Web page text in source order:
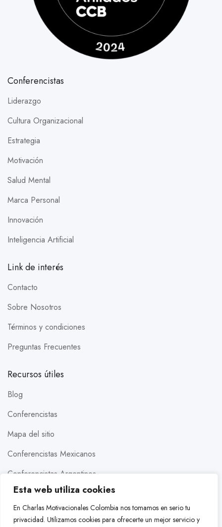
Esta web utiliza cookies
En Charlas Motivacionales Colombia nos tomamos en serio tu
privacidad. Utilizamos cookies para ofrecerte un mejor servicio y
Conferencistas
Liderazgo
Cultura Organizacional
Estrategia
Motivación
Salud Mental
Marca Personal
Innovación
Inteligencia Artificial
Link de interés
Contacto
Sobre Nosotros
Términos y condiciones
Preguntas Frecuentes
Recursos útiles
Blog
Conferencistas
Mapa del sitio
Conferencistas Mexicanos
Conferencistas Argentinos
Conferencistas Estados Unidos
Conferencistas Brasileros